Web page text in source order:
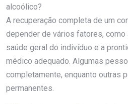
alcoólico?
A recuperação completa de um
depender de vários fatores, como
saúde geral do indivíduo e a
médico adequado. Algumas
completamente, enquanto outras
permanentes.